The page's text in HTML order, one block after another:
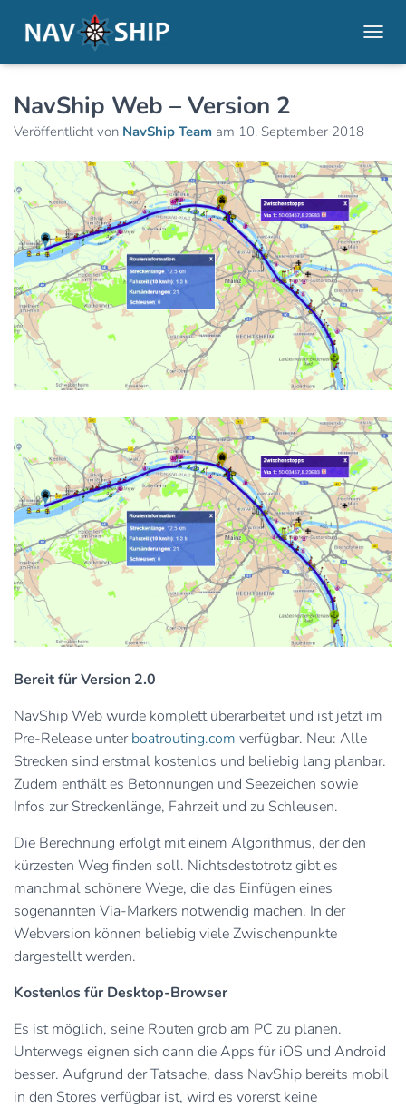
NavShip Web – Version 2
Veröffentlicht von NavShip Team am 10. September 2018
Bereit für Version 2.0
NavShip Web wurde komplett überarbeitet und ist jetzt im
Pre-Release unterboatrouting.com verfügbar. Neu: Alle
Strecken sind erstmal kostenlos und beliebig lang planbar.
Zudem enthält es Betonnungen und Seezeichen sowie
Infos zur Streckenlänge, Fahrzeit und zu Schleusen.
Die Berechnung erfolgt mit einem Algorithmus, der den
kürzesten Weg finden soll. Nichtsdestotrotz gibt es
manchmal schönere Wege, die das Einfügen eines
sogenannten Via-Markers notwendig machen. In der
Webversion können beliebig viele Zwischenpunkte
dargestellt werden.
Kostenlos für Desktop-Browser
Es ist möglich, seine Routen grob am PC zu planen.
Unterwegs eignen sich dann die Apps für iOS und Android
besser. Aufgrund der Tatsache, dass NavShip bereits mobil
in den Stores verfügbar ist, wird es vorerst keine